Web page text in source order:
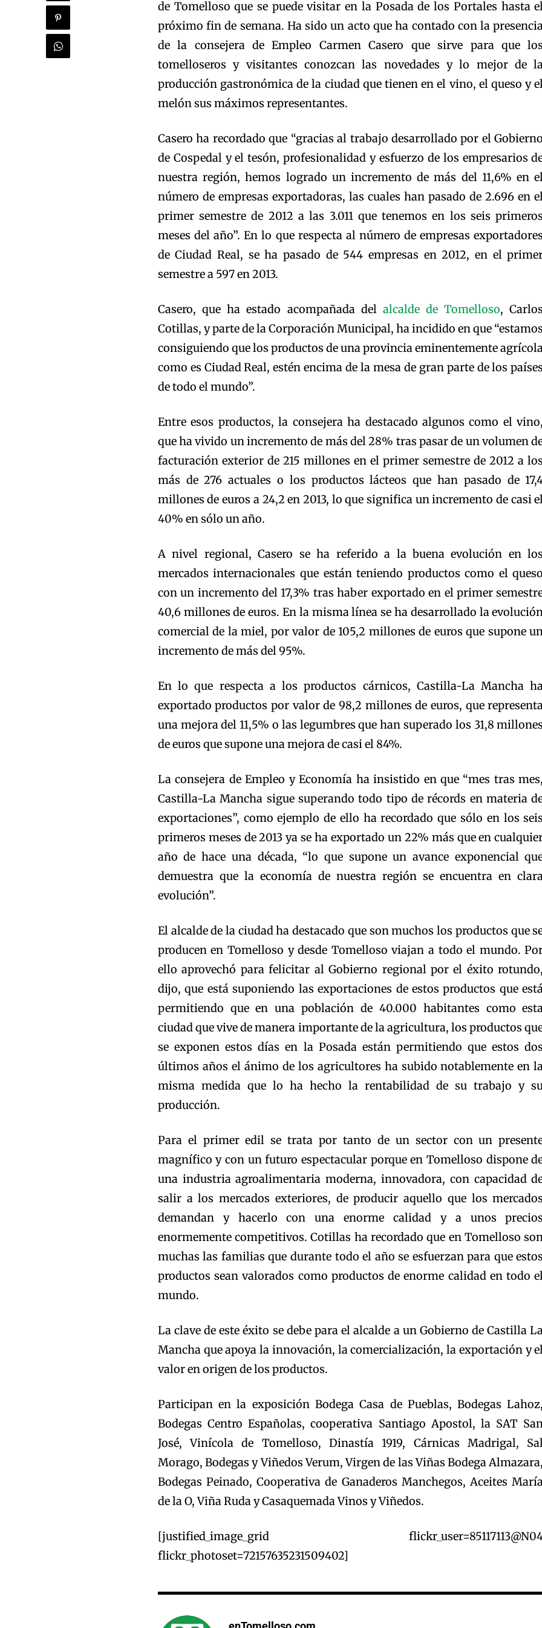
de Tomelloso que se puede visitar en la Posada de los Portales hasta
próximo fin de semana. Ha sido un acto que ha contado con la
de la consejera de Empleo Carmen Casero que sirve para que los
tomelloseros y visitantes conozcan las novedades y lo mejor de
producción gastronómica de la ciudad que tienen en el vino, el queso y
melón sus máximos representantes.
Casero ha recordado que “gracias al trabajo desarrollado por el Gobierno
de Cospedal y el tesón, profesionalidad y esfuerzo de los empresarios
nuestra región, hemos logrado un incremento de más del 11,6% en
número de empresas exportadoras, las cuales han pasado de 2.696 en
primer semestre de 2012 a las 3.011 que tenemos en los seis primeros
meses del año”. En lo que respecta al número de empresas exportadores
de Ciudad Real, se ha pasado de 544 empresas en 2012, en el
semestre a 597 en 2013.
Casero, que ha estado acompañada del alcalde de Tomelloso, Carlos
Cotillas, y parte de la Corporación Municipal, ha incidido en que “estamos
consiguiendo que los productos de una provincia eminentemente
como es Ciudad Real, estén encima de la mesa de gran parte de los países
de todo el mundo”.
Entre esos productos, la consejera ha destacado algunos como el vino,
que ha vivido un incremento de más del 28% tras pasar de un volumen
facturación exterior de 215 millones en el primer semestre de 2012 a los
más de 276 actuales o los productos lácteos que han pasado de
millones de euros a 24,2 en 2013, lo que significa un incremento de casi
40% en sólo un año.
A nivel regional, Casero se ha referido a la buena evolución en los
mercados internacionales que están teniendo productos como el queso
con un incremento del 17,3% tras haber exportado en el primer
40,6 millones de euros. En la misma línea se ha desarrollado la
comercial de la miel, por valor de 105,2 millones de euros que supone
incremento de más del 95%.
En lo que respecta a los productos cárnicos, Castilla-La Mancha
exportado productos por valor de 98,2 millones de euros, que
una mejora del 11,5% o las legumbres que han superado los 31,8 millones
de euros que supone una mejora de casi el 84%.
La consejera de Empleo y Economía ha insistido en que “mes tras mes,
Castilla-La Mancha sigue superando todo tipo de récords en materia
exportaciones”, como ejemplo de ello ha recordado que sólo en los seis
primeros meses de 2013 ya se ha exportado un 22% más que en
año de hace una década, “lo que supone un avance exponencial
demuestra que la economía de nuestra región se encuentra en
evolución”.
El alcalde de la ciudad ha destacado que son muchos los productos que
producen en Tomelloso y desde Tomelloso viajan a todo el mundo.
ello aprovechó para felicitar al Gobierno regional por el éxito rotundo,
dijo, que está suponiendo las exportaciones de estos productos que
permitiendo que en una población de 40.000 habitantes como
ciudad que vive de manera importante de la agricultura, los productos
se exponen estos días en la Posada están permitiendo que estos dos
últimos años el ánimo de los agricultores ha subido notablemente en
misma medida que lo ha hecho la rentabilidad de su trabajo y
producción.
Para el primer edil se trata por tanto de un sector con un
magnífico y con un futuro espectacular porque en Tomelloso dispone
una industria agroalimentaria moderna, innovadora, con capacidad
salir a los mercados exteriores, de producir aquello que los mercados
demandan y hacerlo con una enorme calidad y a unos precios
enormemente competitivos. Cotillas ha recordado que en Tomelloso
muchas las familias que durante todo el año se esfuerzan para que estos
productos sean valorados como productos de enorme calidad en todo
mundo.
La clave de este éxito se debe para el alcalde a un Gobierno de Castilla
Mancha que apoya la innovación, la comercialización, la exportación y
valor en origen de los productos.
Participan en la exposición Bodega Casa de Pueblas, Bodegas Lahoz,
Bodegas Centro Españolas, cooperativa Santiago Apostol, la SAT
José, Vinícola de Tomelloso, Dinastía 1919, Cárnicas Madrigal,
Morago, Bodegas y Viñedos Verum, Virgen de las Viñas Bodega Almazara,
Bodegas Peinado, Cooperativa de Ganaderos Manchegos, Aceites
de la O, Viña Ruda y Casaquemada Vinos y Viñedos.
[justified_image_grid
flickr_photoset=72157635231509402]